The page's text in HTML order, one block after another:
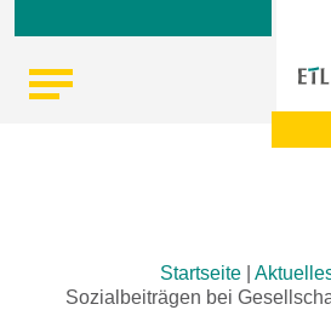
Startseite
Sozialbeiträgen bei